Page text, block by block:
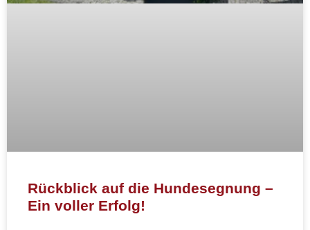
Rückblick auf die Hundesegnung –
Ein voller Erfolg!